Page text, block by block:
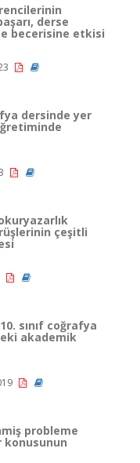
derse
becerisine etkisi
dersinde yer
çeşitli
sınıf coğrafya
akademik
probleme
konusunun